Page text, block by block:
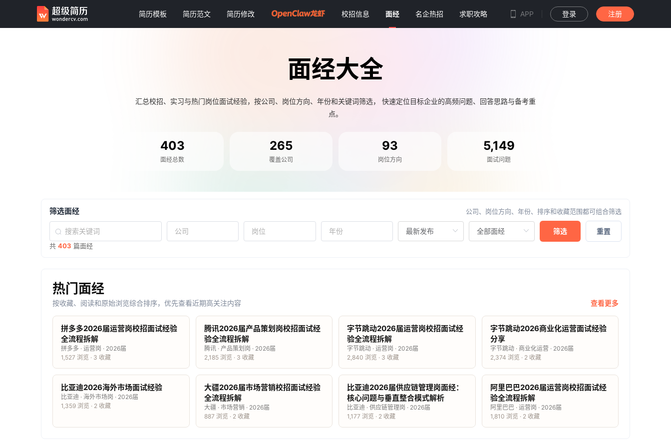
简历模板 简历范文 简历修改 校招信息 面经 名企热招 求职攻略 APP 登录 注册
面经大全
汇总校招、实习与热门岗位面试经验，按公司、岗位方向、年份和关键词筛选， 快速定位目标企业的高频问题、回答思路与备考重
点。
403
面经总数
265
覆盖公司
93
岗位方向
5,149
面试问题
筛选面经 公司、岗位方向、年份、排序和收藏范围都可组合筛选
筛选 重置
共 403 篇面经
热门面经
按收藏、阅读和原始浏览综合排序，优先查看近期高关注内容 查看更多
拼多多2026届运营岗校招面试经验
全流程拆解
拼多多 · 运营岗 · 2026届
1,527 浏览 · 3 收藏
腾讯2026届产品策划岗校招面试经
验全流程拆解
腾讯 · 产品策划岗 · 2026届
2,185 浏览 · 3 收藏
字节跳动2026届运营岗校招面试经
验全流程拆解
字节跳动 · 运营岗 · 2026届
2,840 浏览 · 3 收藏
字节跳动2026商业化运营面试经验
分享
字节跳动 · 商业化运营 · 2026届
2,374 浏览 · 2 收藏
比亚迪2026海外市场面试经验
比亚迪 · 海外市场岗 · 2026届
1,359 浏览 · 2 收藏
大疆2026届市场营销校招面试经验
全流程拆解
大疆 · 市场营销 · 2026届
887 浏览 · 2 收藏
比亚迪2026届供应链管理岗面经：
核心问题与垂直整合模式解析
比亚迪 · 供应链管理岗 · 2026届
1,177 浏览 · 2 收藏
阿里巴巴2026届运营岗校招面试经
验全流程拆解
阿里巴巴 · 运营岗 · 2026届
1,810 浏览 · 2 收藏